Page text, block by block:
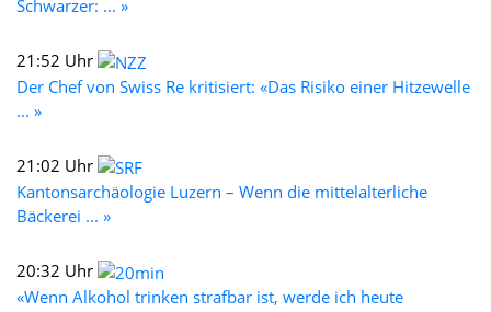
Schwarzer: ... »
21:52 Uhr
Der Chef von Swiss Re kritisiert: «Das Risiko einer Hitzewelle
... »
21:02 Uhr
Kantonsarchäologie Luzern – Wenn die mittelalterliche
Bäckerei ... »
20:32 Uhr
«Wenn Alkohol trinken strafbar ist, werde ich heute